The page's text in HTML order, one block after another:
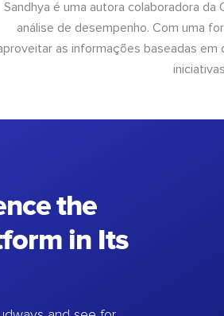
Sandhya é uma autora colaboradora
análise de desempenho. Com uma
as informações baseadas em
the
in Its